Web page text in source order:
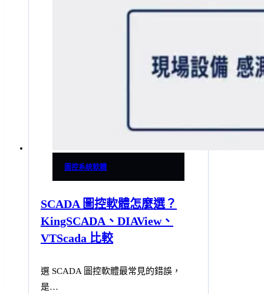
圖控系統軟體
SCADA 圖控軟體怎麼選？
KingSCADA、DIAView、
VTScada 比較
選 SCADA 圖控軟體最常見的錯誤，
是…